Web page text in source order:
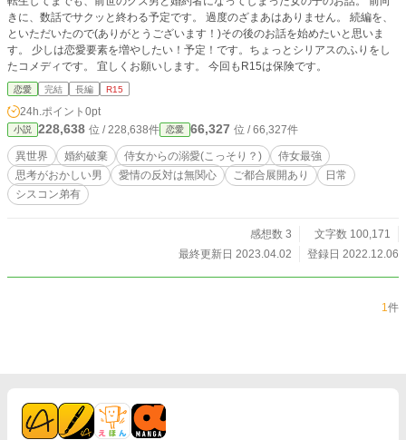
きに、数話でサクッと終わる予定です。 過度のざまあはありません。 続編を、
といただいたので(ありがとうございます！)その後のお話を始めたいと思いま
す。 少しは恋愛要素を増やしたい！予定！です。ちょっとシリアスのふりをし
たコメディです。 宜しくお願いします。 今回もR15は保険です。
恋愛 完結 長編 R15
24h.ポイント 0pt
小説 228,638 位 / 228,638件 恋愛 66,327 位 / 66,327件
異世界 婚約破棄 侍女からの溺愛(こっそり？)
侍女最強
思考がおかしい男
愛情の反対は無関心 ご都合展開あり
日常
シスコン弟有
感想数 3
文字数 100,171
最終更新日 2023.04.02
登録日 2022.12.06
1件